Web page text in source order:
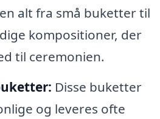
alt fra små buketter til
kompositioner, der
til ceremonien.
Disse buketter
og leveres ofte